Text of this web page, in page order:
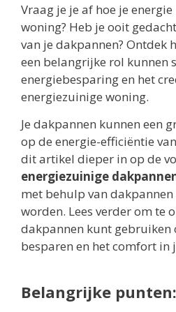
Vraag je je af hoe je
woning? Heb je ooit
van je dakpannen? Ontdek
een belangrijke rol kunnen
energiebesparing en het
energiezuinige woning.
Je dakpannen kunnen een
op de energie-efficiëntie
dit artikel dieper in op de
energiezuinige
met behulp van
worden. Lees verder om te
dakpannen kunt gebruiken
besparen en het comfort in
Belangrijke punten: